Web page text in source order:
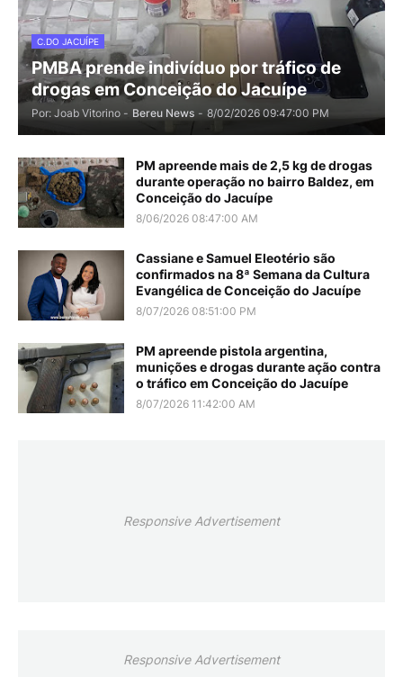
C.DO JACUÍPE
PMBA prende indivíduo por tráfico de
drogas em Conceição do Jacuípe
Por: Joab Vitorino - Bereu News - 8/02/2026 09:47:00 PM
PM apreende mais de 2,5 kg de drogas
durante operação no bairro Baldez, em
Conceição do Jacuípe
8/06/2026 08:47:00 AM
Cassiane e Samuel Eleotério são
confirmados na 8ª Semana da Cultura
Evangélica de Conceição do Jacuípe
8/07/2026 08:51:00 PM
PM apreende pistola argentina,
munições e drogas durante ação contra
o tráfico em Conceição do Jacuípe
8/07/2026 11:42:00 AM
Responsive Advertisement
Responsive Advertisement